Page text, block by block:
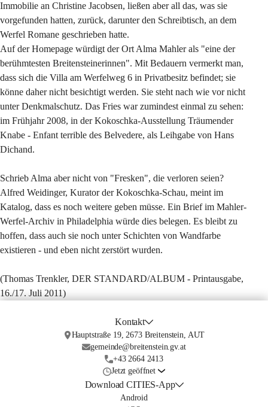
Immobilie an Christine Jacobsen, ließen aber all das, was sie
vorgefunden hatten, zurück, darunter den Schreibtisch, an dem
Werfel Romane geschrieben hatte.
Auf der Homepage würdigt der Ort Alma Mahler als "eine der
berühmtesten Breitensteinerinnen". Mit Bedauern vermerkt man,
dass sich die Villa am Werfelweg 6 in Privatbesitz befindet; sie
könne daher nicht besichtigt werden. Sie steht nach wie vor nicht
unter Denkmalschutz. Das Fries war zumindest einmal zu sehen:
im Frühjahr 2008, in der Kokoschka-Ausstellung Träumender
Knabe - Enfant terrible des Belvedere, als Leihgabe von Hans
Dichand.
Schrieb Alma aber nicht von "Fresken", die verloren seien?
Alfred Weidinger, Kurator der Kokoschka-Schau, meint im
Katalog, dass es noch weitere geben müsse. Ein Brief im Mahler-
Werfel-Archiv in Philadelphia würde dies belegen. Es bleibt zu
hoffen, dass auch sie noch unter Schichten von Wandfarbe
existieren - und eben nicht zerstört wurden.
(Thomas Trenkler, DER STANDARD/ALBUM - Printausgabe,
16./17. Juli 2011)
Kontakt
Hauptstraße 19, 2673 Breitenstein, AUT
gemeinde@breitenstein.gv.at
+43 2664 2413
Jetzt geöffnet
Download CITIES-App
Android